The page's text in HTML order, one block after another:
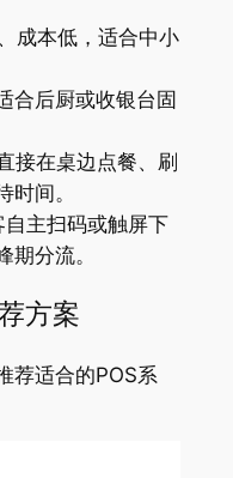
成本低，适合中小
合后厨或收银台固
接在桌边点餐、刷
间。
自主扫码或触屏下
分流。
方案
荐适合的POS系